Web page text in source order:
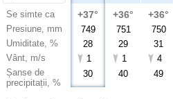
Se simte ca
Presiune, mm
Umiditate, %
Vânt, m/s
Șanse de
precipitații, %
+37°
749
28
1
30
+36°
751
29
1
40
+36°
750
31
4
49